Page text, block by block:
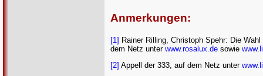
Anmerkungen:
[1] Rainer Rilling, Christoph Spehr: Die
dem Netz unter www.rosalux.de sowie
[2] Appell der 333, auf dem Netz unter